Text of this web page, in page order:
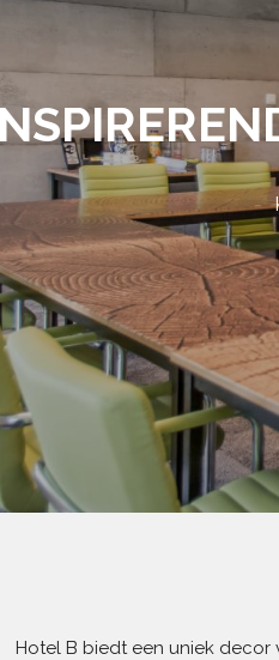
Hotel B biedt een uniek decor